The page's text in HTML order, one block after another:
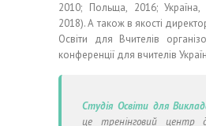
2010; Польща, 2016; Україна,
2018). А також в якості
Освіти для Вчителів
конференції для вчителів
Студія Освіти для
це тренінговий центр